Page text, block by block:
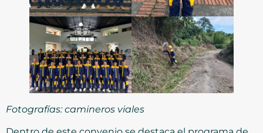
Fotografías: camineros viales